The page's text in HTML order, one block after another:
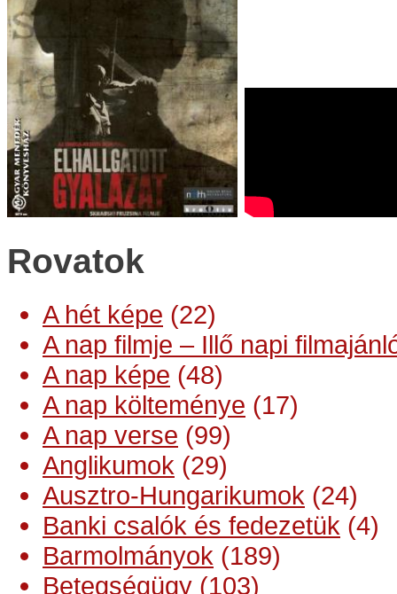
Rovatok
A hét képe (22)
A nap filmje – Illő napi
A nap képe (48)
A nap költeménye (17)
A nap verse (99)
Anglikumok (29)
Ausztro-Hungarikumok (24)
Banki csalók és fedezetük (4)
Barmolmányok (189)
Betegségügy (103)